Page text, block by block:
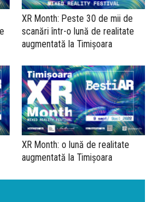
XR Month: Peste 30 de mii de
scanări într-o lună de realitate
augmentată la Timișoara
XR Month: o lună de realitate
augmentată la Timișoara